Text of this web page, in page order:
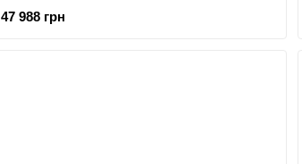
47 988 грн